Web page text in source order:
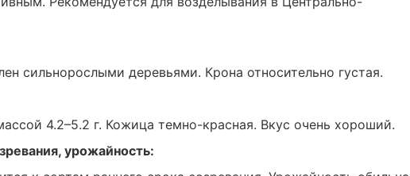
сильнорослыми деревьями. Крона относительно густая.
4.2–5.2 г. Кожица темно-красная. Вкус очень хороший.
урожайность: